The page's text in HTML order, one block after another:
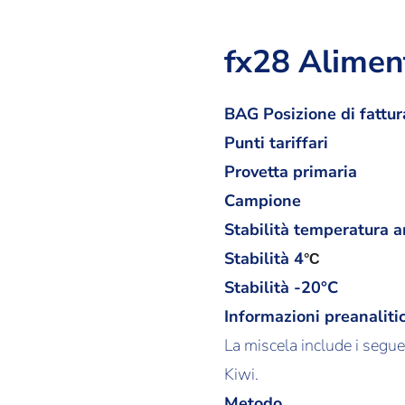
fx28
BAG Posizione di
Punti tariffari
Provetta primaria
Campione
Stabilità temperatura
Stabilità 4°C
Stabilità -20°C
Informazioni
La miscela include i
Kiwi.